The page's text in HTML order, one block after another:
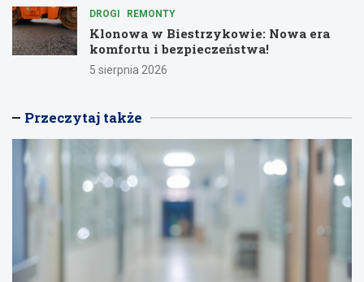
DROGI REMONTY
Klonowa w Biestrzykowie: Nowa era
komfortu i bezpieczeństwa!
5 sierpnia 2026
Przeczytaj także